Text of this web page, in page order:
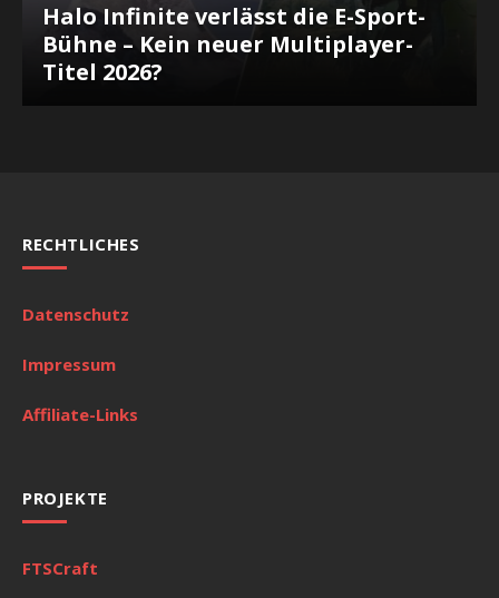
Halo Infinite verlässt die E-Sport-
Bühne – Kein neuer Multiplayer-
Titel 2026?
RECHTLICHES
Datenschutz
Impressum
Affiliate-Links
PROJEKTE
FTSCraft